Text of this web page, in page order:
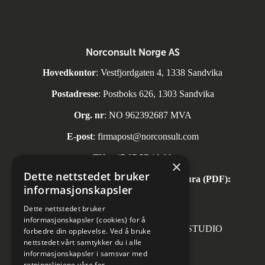
Norconsult Norge AS
Hovedkontor: Vestfjordgaten 4, 1338 Sandvika
Postadresse: Postboks 626, 1303 Sandvika
Org. nr: NO 962392687 MVA
E-post: firmapost@norconsult.com
Tlf: +47 67 57 10 00
Automatisk mottak av inngående faktura (PDF):
invoice.no@norconsult.com
Forsidefoto: RASMUS HJORTSHOJ STUDIO
×
Dette nettstedet bruker
informasjonskapsler
Dette nettstedet bruker
informasjonskapsler (cookies) for å
forbedre din opplevelse. Ved å bruke
nettstedet vårt samtykker du i alle
informasjonskapsler i samsvar med